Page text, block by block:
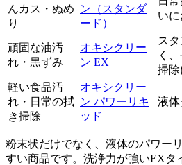
んカス・ぬめ
り
ン（スタンダ
ード）
い
頑固な油汚
れ・黒ずみ
オキシクリー
ン EX
ス
く
掃除
軽い食品汚
れ・日常の拭
き掃除
オキシクリー
ン パワーリキ
ッド
液体
粉末状だけでなく、液体のパワー
すい商品です。洗浄力が強いEXタ